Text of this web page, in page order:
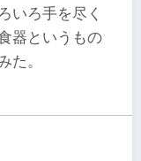
いろ手を尽く
器というもの
た。